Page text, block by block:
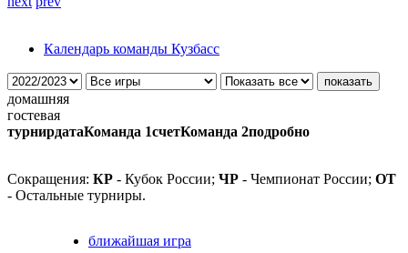
Календарь команды Кузбасс
домашняя
гостевая
турнирдатаКоманда 1счетКоманда 2подробно
Сокращения: КР - Кубок России; ЧР - Чемпионат России; ОТ
- Остальные турниры.
ближайшая игра